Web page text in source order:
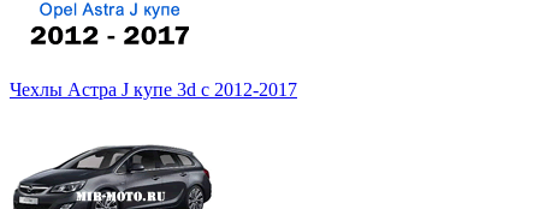
Чехлы Астра J купе 3d с 2012-2017